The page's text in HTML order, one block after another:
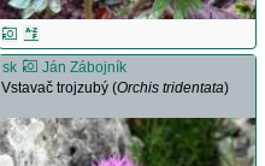
sk
Ján Zábojník
Vstavač trojzubý (Orchis tridentata)